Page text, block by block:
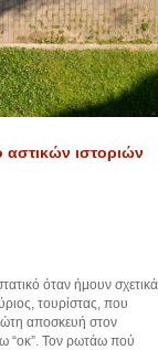
ιστοριών
όταν ήμουν σχετικά
τουρίστας, που
αποσκευή στον
“οκ”. Τον ρωτάω πού